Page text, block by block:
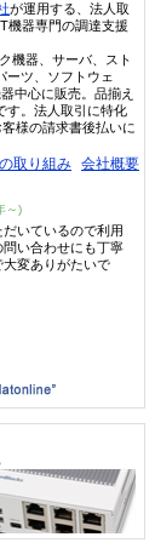
が運用する、法人取
機器専門の調達支援
機器、サーバ、スト
ーツ、ソフトウェ
中心に販売。品揃え
す。法人取引に特化
様の請求書後払いに
取り組み 会社概要
～)
いているので利用
い合わせにも丁寧
変ありがたいで